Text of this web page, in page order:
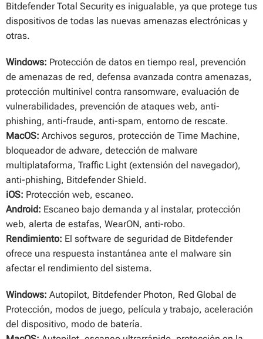
Bitdefender Total Security es inigualable, ya que protege tus
dispositivos de todas las nuevas amenazas electrónicas y
otras.
Windows: Protección de datos en tiempo real, prevención
de amenazas de red, defensa avanzada contra amenazas,
protección multinivel contra ransomware, evaluación de
vulnerabilidades, prevención de ataques web, anti-
phishing, anti-fraude, anti-spam, entorno de rescate.
MacOS: Archivos seguros, protección de Time Machine,
bloqueador de adware, detección de malware
multiplataforma, Traffic Light (extensión del navegador),
anti-phishing, Bitdefender Shield.
iOS: Protección web, escaneo.
Android: Escaneo bajo demanda y al instalar, protección
web, alerta de estafas, WearON, anti-robo.
Rendimiento: El software de seguridad de Bitdefender
ofrece una respuesta instantánea ante el malware sin
afectar el rendimiento del sistema.
Windows: Autopilot, Bitdefender Photon, Red Global de
Protección, modos de juego, película y trabajo, aceleración
del dispositivo, modo de batería.